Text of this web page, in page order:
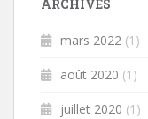
ARCHIVES
mars 2022 (1)
août 2020 (1)
juillet 2020 (1)